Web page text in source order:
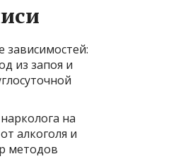
зависимостей:
из запоя и
на
алкоголя и
методов